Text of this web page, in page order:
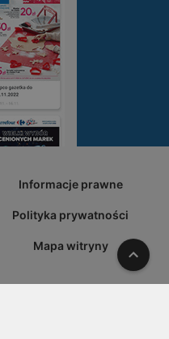
Informacje prawne
Polityka prywatności
Mapa witryny W